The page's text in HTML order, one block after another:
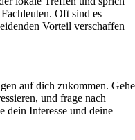
Oft sind es
Vorteil verschaffen
auf dich zukommen. Gehe
und frage nach
dein Interesse und deine